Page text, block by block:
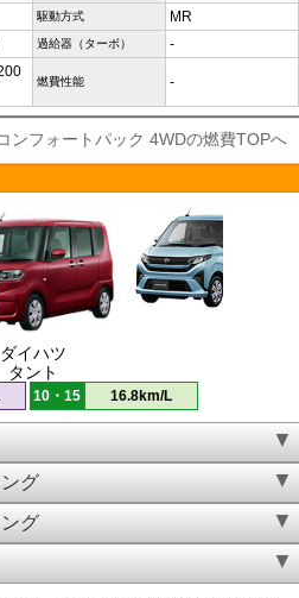
駆動方式 MR
過給器（ターボ） -
燃費性能 -
ンフォートパック 4WDの燃費TOPへ
ダイハツ
タント
10・15 16.8km/L
グ
グ